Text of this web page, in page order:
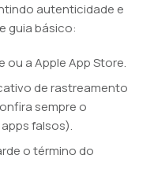
autenticidade e
guia básico:
ou a Apple App Store.
de rastreamento
sempre o
falsos).
o término do